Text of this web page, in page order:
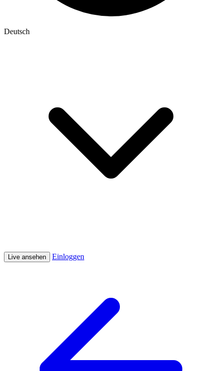
Deutsch
Live ansehen Einloggen